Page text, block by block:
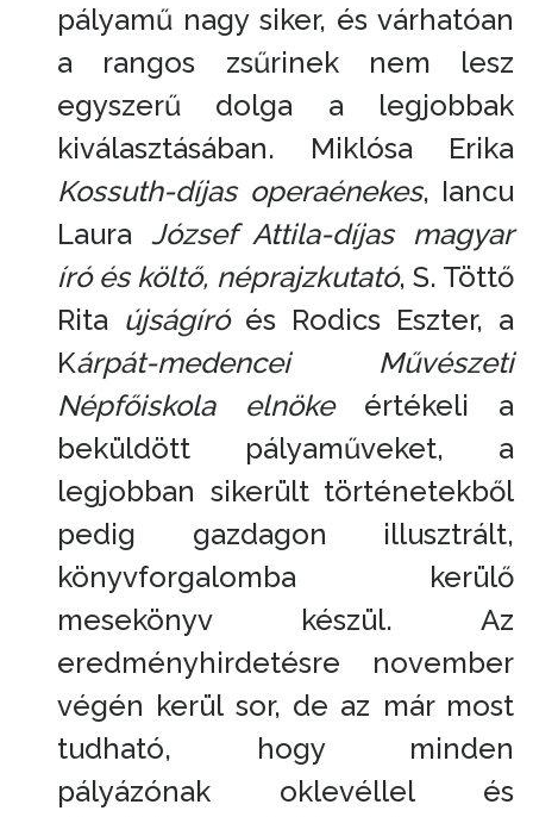
pályamű nagy siker, és várhatóan
a rangos zsűrinek nem lesz
egyszerű dolga a legjobbak
kiválasztásában. Miklósa Erika
Kossuth-díjas operaénekes, Iancu
Laura József Attila-díjas magyar
író és költő, néprajzkutató, S. Töttő
Rita újságíróés Rodics Eszter, a
Kárpát-medencei Művészeti
Népfőiskola elnökeértékeli a
beküldött pályaműveket, a
legjobban sikerült történetekből
pedig gazdagon illusztrált,
könyvforgalomba kerülő
mesekönyv készül. Az
eredményhirdetésre november
végén kerül sor, de az már most
tudható, hogy minden
pályázónak oklevéllel és